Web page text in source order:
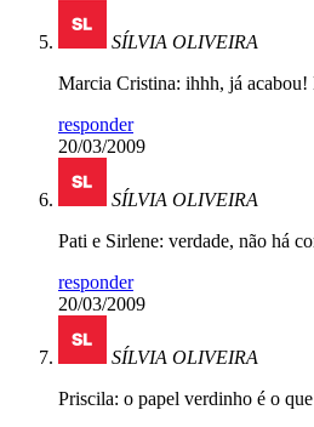
SÍLVIA OLIVEIRA
Marcia Cristina: ihhh, já
responder
20/03/2009
SÍLVIA OLIVEIRA
Pati e Sirlene: verdade, não há
responder
20/03/2009
SÍLVIA OLIVEIRA
Priscila: o papel verdinho é o